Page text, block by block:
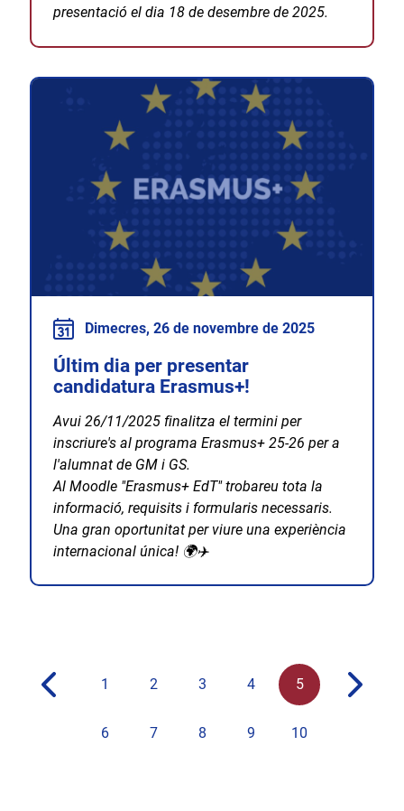
presentació el dia 18 de desembre de 2025.
Dimecres, 26 de novembre de 2025
Últim dia per presentar
candidatura Erasmus+!
Avui 26/11/2025 finalitza el termini per
inscriure's al programa Erasmus+ 25-26 per a
l'alumnat de GM i GS.
Al Moodle "Erasmus+ EdT" trobareu tota la
informació, requisits i formularis necessaris.
Una gran oportunitat per viure una experiència
internacional única! 🌍✈️
1 2 3 4 5
6 7 8 9 10